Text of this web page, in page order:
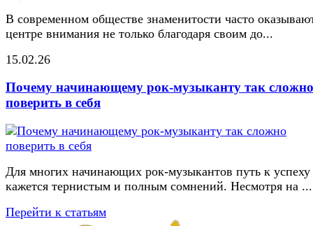
В современном обществе знаменитости часто
центре внимания не только благодаря своим до...
15.02.26
Почему начинающему рок-музыканту так сложно
поверить в себя
Для многих начинающих рок-музыкантов путь к успеху
кажется тернистым и полным сомнений. Несмотря на ...
Перейти к статьям